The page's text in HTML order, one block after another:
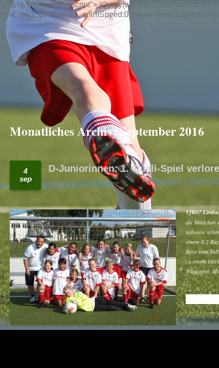
script type="text/javascript"> jQuery(window).load(function() {
boxCols:1, boxRows:1, animSpeed:0, pauseTime:0,
Monatliches Archiv:September 2016
4
sep
D-Juniorinnen: 1. Quali-Spiel
VfR07
die Mädchen
teilweise
einem 0:2
Boys vom
zu einem
Wieczorek,